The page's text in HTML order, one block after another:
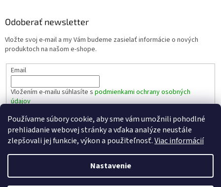
Používame súbory cookie, aby sme vám umožnili pohodlné
prehliadanie webovej stránky a vďaka analýze neustále
zlepšovali jej funkcie, výkon a použiteľnosť.Viac informácií
Nastavenie
Odoberať newsletter
Vložte svoj e-mail a my Vám budeme zasielať informácie o nových
produktoch na našom e-shope.
Email
Vložením e-mailu súhlasíte s podmienkami ochrany osobných
údajov
Vytvoril Shoptet